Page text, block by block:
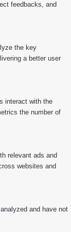
feedbacks, and
the key
a better user
interact with the
the number of
relevant ads and
websites and
and have not